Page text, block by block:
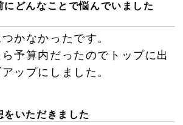
にどんなことで悩んでいました
かなかったです。
予算内だったのでトップに出
ップにしました。
をいただきました